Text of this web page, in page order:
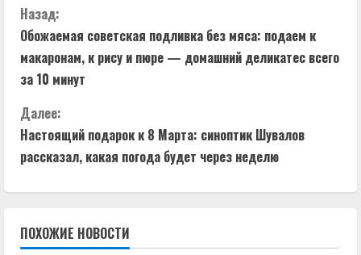
П
р
о
д
о
л
ж
Назад:
Обожаемая советская подливка без мяса: подаем к
макаронам, к рису и пюре — домашний деликатес всего
за 10 минут
Далее:
Настоящий подарок к 8 Марта: синоптик Шувалов
рассказал, какая погода будет через неделю
ПОХОЖИЕ НОВОСТИ